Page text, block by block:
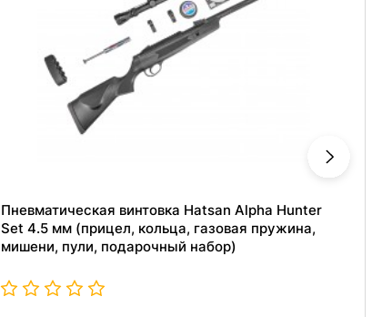
Пневматическая винтовка Hatsan Alpha Hunter
Set 4.5 мм (прицел, кольца, газовая пружина,
мишени, пули, подарочный набор)